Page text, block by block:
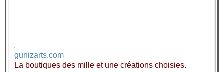
gunizarts.com
La boutiques des mille et une créations choisies.